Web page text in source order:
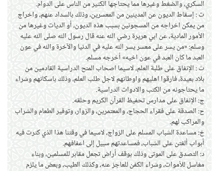
السكري، والضغط وغيرها مما يحتاجها الكثير من الناس على الدوام.
ت : إسقاط الديون عن المدينين من المعسرين، وذلك بالسداد عنهم، واخراج
من يمكن اخراجه من المسجونين بسبب هذه الديون، أو الديات وغيرها من
الأمور المادية، عن ابي هريرة رضي الله عنه قال رسول الله صلى الله عليه
وسلم: «من يسر على معسر يسر الله عليه في الدنيا والآخرة والله في عون
العبد ما كان العبد في عون اخيه» أخرجه مسلم.
ث : الإنفاق على طلبة العلم، لاسيما اصحاب المنح الدراسية القادمين من
بلاد بعيدة، فارقوا اهليهم واوطانهم لاجل طلب العلم، وذلك باسكانهم وشراء
ما يحتاجونه من الكتب والادوات الدراسية.
ج: الإنفاق على مدارس تحفيظ القرآن الكريم وحلقه.
ح: الصدقة على فقراء الحجاج، والمعتمرين، والزوار، وتوفير الطعام والشراب
والمراكب لهم.
خ: مساعدة الشباب المسلم على الزواج، لاسيما في وقتنا هذا الذي كثرت فيه
أبواب ألفتن على الشباب، فمساعدتهم سبيل إلى اعفافهم.
د: التصدق على الموتى وذلك بوقف أراض تجعل مقابر للمسلمين، وبناء
مغاسل للأموات، وشراء الكفن للعاجز عنه، وكذلك الطيب، وبعض ما يلزم